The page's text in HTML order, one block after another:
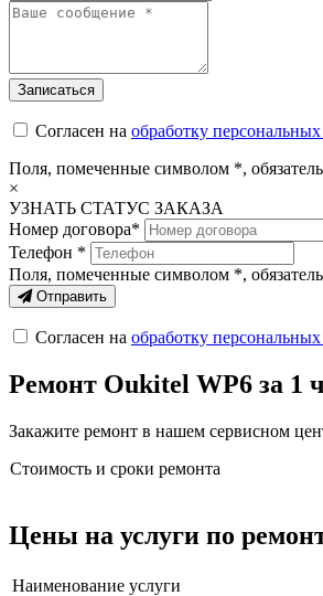
Согласен на обработку
Поля, помеченные символом *,
×
УЗНАТЬ СТАТУС ЗАКАЗА
Номер договора*
Телефон *
Поля, помеченные символом *,
Отправить
Согласен на обработку
Ремонт Oukitel WP6 за 1
Закажите ремонт в нашем сервисном
Стоимость и сроки ремонта
Цены на услуги по
Наименование услуги